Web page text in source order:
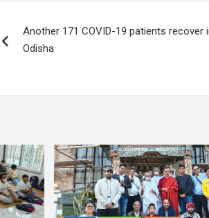
navigation
Another 171 COVID-19 patients recover
Odisha